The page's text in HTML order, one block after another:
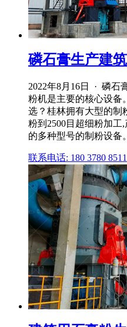
磷石膏生产建
2022年8月16日 · 磷石
粉机是主要的核心设备
选？桂林拥有大型的制
粉到2500目超细粉加工
的多种型号的制粉设备。
联系电话: 180 3780 8511